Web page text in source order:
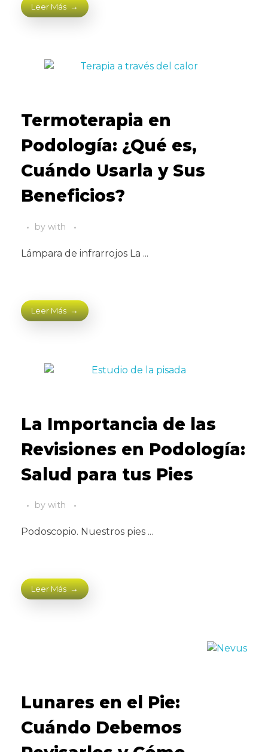
Leer Más
Termoterapia en
Podología: ¿Qué es,
Cuándo Usarla y Sus
Beneficios?
by with
Lámpara de infrarrojos La ...
Leer Más
La Importancia de las
Revisiones en Podología:
Salud para tus Pies
by with
Podoscopio. Nuestros pies ...
Leer Más
Lunares en el Pie:
Cuándo Debemos